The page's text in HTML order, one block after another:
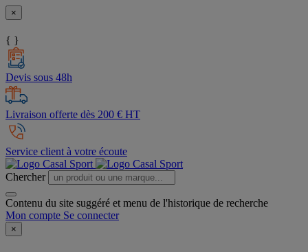
×
{ }
Devis sous 48h
Livraison offerte dès 200 € HT
Service client à votre écoute
Chercher
Contenu du site suggéré et menu de l'historique de recherche
Mon compte Se connecter
×